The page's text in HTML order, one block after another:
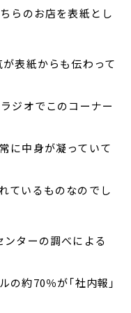
らのお店を表紙とし
が表紙からも伝わって
ジオでこのコーナー
に中身が凝っていて
ているものなのでし
ンターの調べによる
約70％が「社内報」